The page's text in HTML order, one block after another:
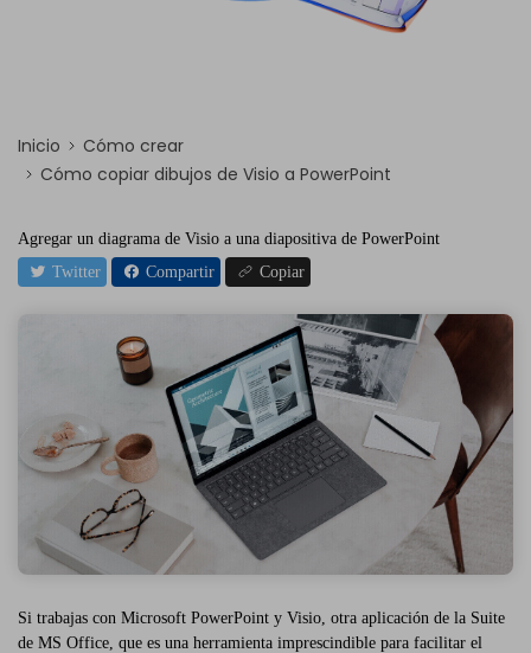
Inicio
Cómo crear
Cómo copiar dibujos de Visio a PowerPoint
Agregar un diagrama de Visio a una diapositiva de PowerPoint
Twitter
Compartir Copiar
Si trabajas con Microsoft PowerPoint y Visio, otra aplicación de la Suite
de MS Office, que es una herramienta imprescindible para facilitar el